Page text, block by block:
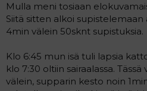
Mulla meni tosiaan
Siitä sitten alkoi
4min välein 50sknt supistuksia.
Klo 6:45 mun isä tuli lapsia
klo 7:30 oltiin sairaalassa.
välein, supparin kesto noin